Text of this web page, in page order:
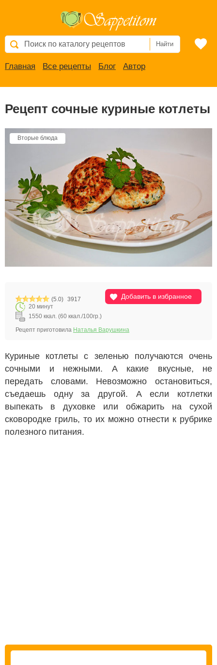
Найти
Главная Все рецепты Блог Автор
Рецепт сочные куриные котлеты
Вторые блюда
Добавить в избранное
(5.0) 3917
20 минут
1550 ккал. (60 ккал./100гр.)
Рецепт приготовила Наталья Варушкина
Куриные котлеты с зеленью получаются очень
сочными и нежными. А какие вкусные, не
передать словами. Невозможно остановиться,
съедаешь одну за другой. А если котлетки
выпекать в духовке или обжарить на сухой
сковородке гриль, то их можно отнести к рубрике
полезного питания.